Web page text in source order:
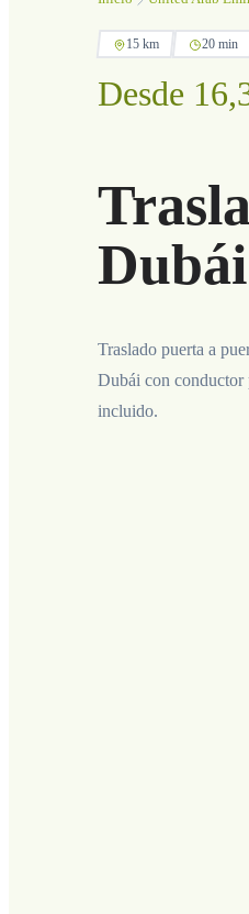
15 km 20 min
Desde
Traslado puerta a
Dubái con
incluido.